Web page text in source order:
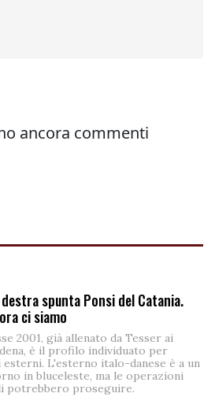
spunta Ponsi del Catania.
ci siamo
2001, già allenato da Tesser ai
è il profilo individuato per
L'esterno italo-danese è a un
in bluceleste, ma le operazioni
potrebbero proseguire.